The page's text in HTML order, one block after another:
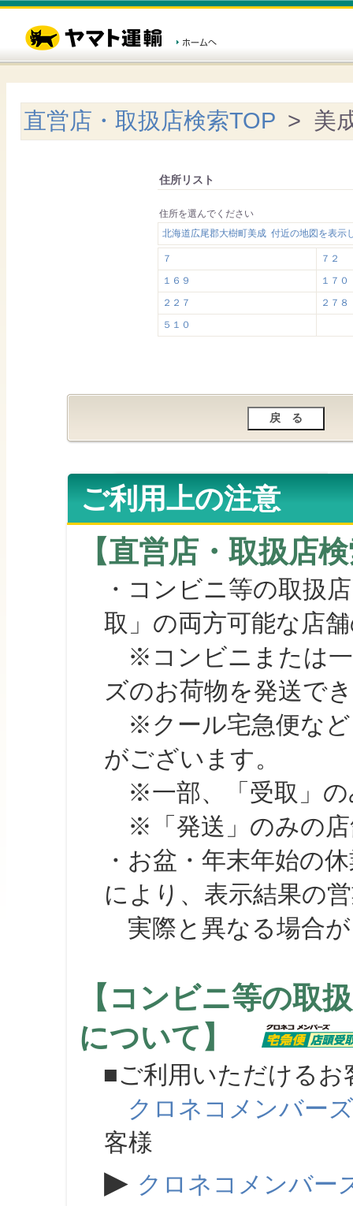
直営店・取扱店検索TOP > 美
住所リスト
住所を選んでください
北海道広尾郡大樹町美成 付近の地図を表示
７
７２
１６９
１７０
２２７
２７８
５１０
ご利用上の注意
【直営店・取扱店
・コンビニ等の取扱
取」の両方可能な店
※コンビニまたは一
ズのお荷物を発送で
※クール宅急便など
がございます。
※一部、「受取」の
※「発送」のみの店
・お盆・年末年始の
により、表示結果の
実際と異なる場合が
【コンビニ等の取
について】
■ご利用いただけるお
クロネコメンバーズ
客様
▶ クロネコメンバー